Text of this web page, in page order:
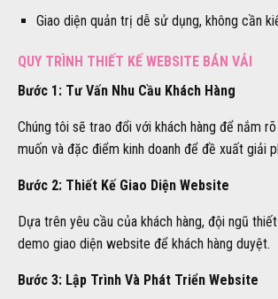
Giao diện quản trị dễ sử dụng, không cần
QUY TRÌNH THIẾT KẾ WEBSITE BÁN VẢI
Bước 1: Tư Vấn Nhu Cầu Khách Hàng
Chúng tôi sẽ trao đổi với khách hàng để nắm
muốn và đặc điểm kinh doanh để đề xuất giải
Bước 2: Thiết Kế Giao Diện Website
Dựa trên yêu cầu của khách hàng, đội ngũ
demo giao diện website để khách hàng duyệt.
Bước 3: Lập Trình Và Phát Triển Website